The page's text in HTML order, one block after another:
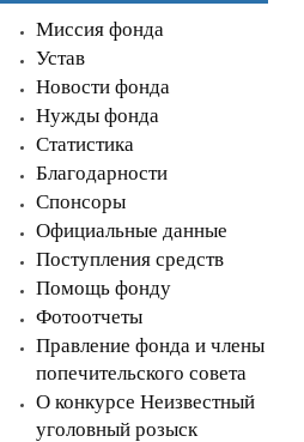
Миссия фонда
Устав
Новости фонда
Нужды фонда
Статистика
Благодарности
Спонсоры
Официальные данные
Поступления средств
Помощь фонду
Фотоотчеты
Правление фонда и члены
попечительского совета
О конкурсе Неизвестный
уголовный розыск